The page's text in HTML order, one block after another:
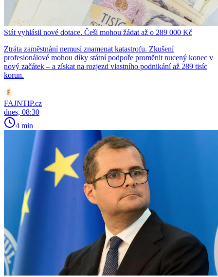
Stát vyhlásil nové dotace. Češi mohou žádat až o 289 000 Kč
Ztráta zaměstnání nemusí znamenat katastrofu. Zkušení
profesionálové mohou díky státní podpoře proměnit nucený konec v
nový začátek – a získat na rozjezd vlastního podnikání až 289 tisíc
korun.
FAJNTIP.cz
dnes, 08:30
4 min